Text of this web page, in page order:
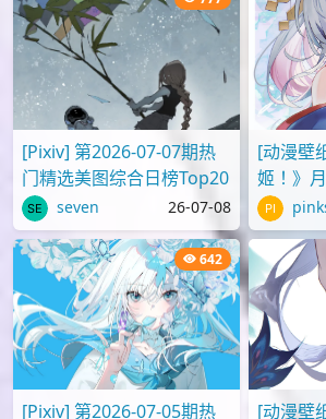
热门
2,159
[P站画师][ID:107095809]
@小小依帆Zzzz插画美图作
品推荐blueau 26-04-23
[动漫壁
丽丝叫
壁纸图
777